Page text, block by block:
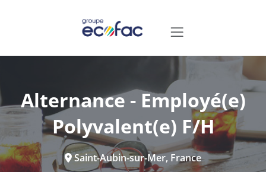
Alternance - Employé(e)
Polyvalent(e) F/H
Saint-Aubin-sur-Mer, France